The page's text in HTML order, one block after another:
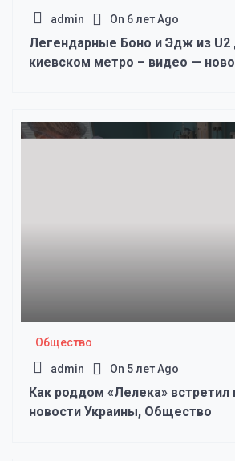
admin On 6 лет Ago
Легендарные Боно и Эдж из U2
киевском метро – видео —
Общество
admin On 5 лет Ago
Как роддом «Лелека» встретил
новости Украины, Общество